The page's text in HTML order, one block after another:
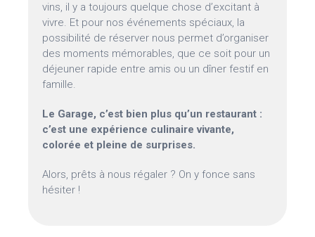
vins, il y a toujours quelque chose d’excitant à
vivre. Et pour nos événements spéciaux, la
possibilité de réserver nous permet d’organiser
des moments mémorables, que ce soit pour un
déjeuner rapide entre amis ou un dîner festif en
famille.
Le Garage, c’est bien plus qu’un restaurant :
c’est une expérience culinaire vivante,
colorée et pleine de surprises.
Alors, prêts à nous régaler ? On y fonce sans
hésiter !